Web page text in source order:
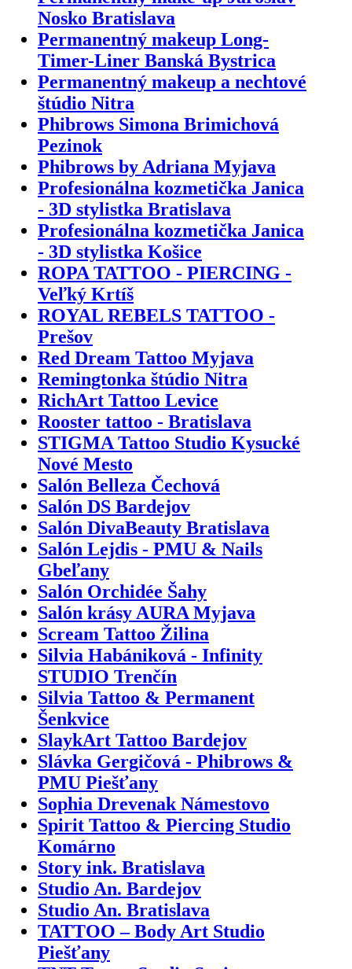
Nosko Bratislava
Permanentný makeup Long-
Timer-Liner Banská Bystrica
Permanentný makeup a nechtové
štúdio Nitra
Phibrows Simona Brimichová
Pezinok
Phibrows by Adriana Myjava
Profesionálna kozmetička Janica
- 3D stylistka Bratislava
Profesionálna kozmetička Janica
- 3D stylistka Košice
ROPA TATTOO - PIERCING -
Veľký Krtíš
ROYAL REBELS TATTOO -
Prešov
Red Dream Tattoo Myjava
Remingtonka štúdio Nitra
RichArt Tattoo Levice
Rooster tattoo - Bratislava
STIGMA Tattoo Studio Kysucké
Nové Mesto
Salón Belleza Čechová
Salón DS Bardejov
Salón DivaBeauty Bratislava
Salón Lejdis - PMU & Nails
Gbeľany
Salón Orchidée Šahy
Salón krásy AURA Myjava
Scream Tattoo Žilina
Silvia Habániková - Infinity
STUDIO Trenčín
Silvia Tattoo & Permanent
Šenkvice
SlaykArt Tattoo Bardejov
Slávka Gergičová - Phibrows &
PMU Piešťany
Sophia Drevenak Námestovo
Spirit Tattoo & Piercing Studio
Komárno
Story ink. Bratislava
Studio An. Bardejov
Studio An. Bratislava
TATTOO – Body Art Studio
Piešťany